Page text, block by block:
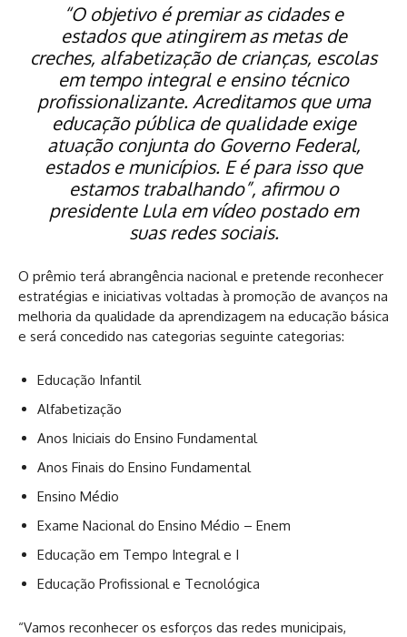
“O objetivo é premiar as cidades e
estados que atingirem as metas de
creches, alfabetização de crianças, escolas
em tempo integral e ensino técnico
profissionalizante. Acreditamos que uma
educação pública de qualidade exige
atuação conjunta do Governo Federal,
estados e municípios. E é para isso que
estamos trabalhando”, afirmou o
presidente Lula em vídeo postado em
suas redes sociais.
O prêmio terá abrangência nacional e pretende reconhecer
estratégias e iniciativas voltadas à promoção de avanços na
melhoria da qualidade da aprendizagem na educação básica
e será concedido nas categorias seguinte categorias:
Educação Infantil
Alfabetização
Anos Iniciais do Ensino Fundamental
Anos Finais do Ensino Fundamental
Ensino Médio
Exame Nacional do Ensino Médio – Enem
Educação em Tempo Integral e I
Educação Profissional e Tecnológica
“Vamos reconhecer os esforços das redes municipais,